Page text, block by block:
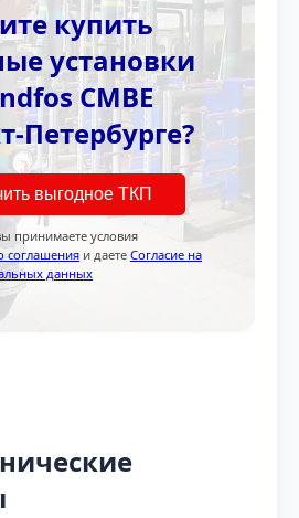
купить
установки
CMBE
Петербурге?
выгодное ТКП
принимаете условия
соглашения и даете Согласие на
данных